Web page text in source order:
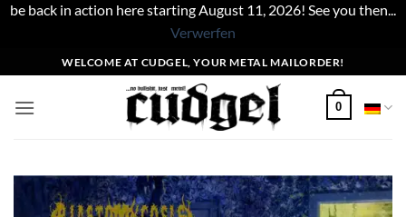
be back in action here starting August 11, 2026! See you then...
Verwerfen
Inhalt
springen
WELCOME AT CUDGEL, YOUR METAL MAILORDER!
0